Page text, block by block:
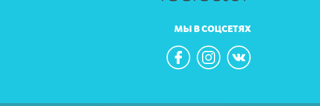
МЫ В СОЦСЕТЯХ